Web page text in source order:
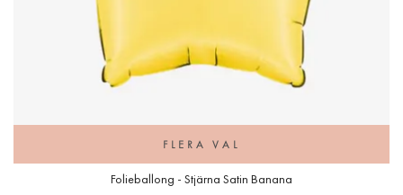
FLERA VAL
Folieballong - Stjärna Satin Banana